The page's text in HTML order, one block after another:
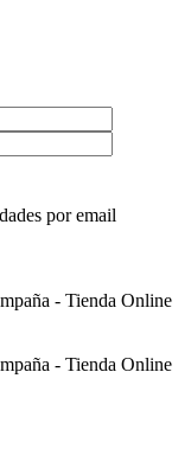
por email